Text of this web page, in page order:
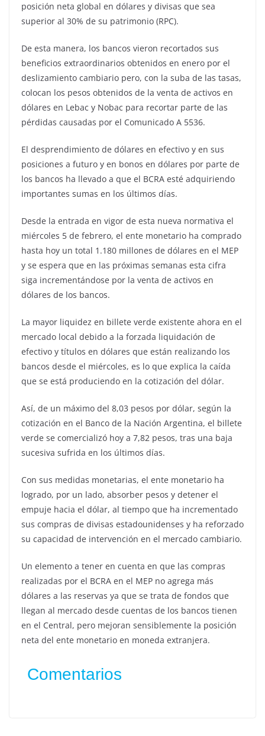
posición neta global en dólares y divisas que sea
superior al 30% de su patrimonio (RPC).
De esta manera, los bancos vieron recortados sus
beneficios extraordinarios obtenidos en enero por el
deslizamiento cambiario pero, con la suba de las tasas,
colocan los pesos obtenidos de la venta de activos en
dólares en Lebac y Nobac para recortar parte de las
pérdidas causadas por el Comunicado A 5536.
El desprendimiento de dólares en efectivo y en sus
posiciones a futuro y en bonos en dólares por parte de
los bancos ha llevado a que el BCRA esté adquiriendo
importantes sumas en los últimos días.
Desde la entrada en vigor de esta nueva normativa el
miércoles 5 de febrero, el ente monetario ha comprado
hasta hoy un total 1.180 millones de dólares en el MEP
y se espera que en las próximas semanas esta cifra
siga incrementándose por la venta de activos en
dólares de los bancos.
La mayor liquidez en billete verde existente ahora en el
mercado local debido a la forzada liquidación de
efectivo y títulos en dólares que están realizando los
bancos desde el miércoles, es lo que explica la caída
que se está produciendo en la cotización del dólar.
Así, de un máximo del 8,03 pesos por dólar, según la
cotización en el Banco de la Nación Argentina, el billete
verde se comercializó hoy a 7,82 pesos, tras una baja
sucesiva sufrida en los últimos días.
Con sus medidas monetarias, el ente monetario ha
logrado, por un lado, absorber pesos y detener el
empuje hacia el dólar, al tiempo que ha incrementado
sus compras de divisas estadounidenses y ha reforzado
su capacidad de intervención en el mercado cambiario.
Un elemento a tener en cuenta en que las compras
realizadas por el BCRA en el MEP no agrega más
dólares a las reservas ya que se trata de fondos que
llegan al mercado desde cuentas de los bancos tienen
en el Central, pero mejoran sensiblemente la posición
neta del ente monetario en moneda extranjera.
Comentarios